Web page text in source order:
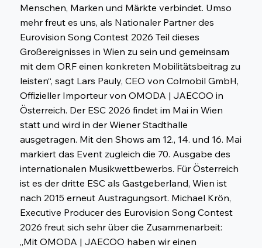
Menschen, Marken und Märkte verbindet. Umso
mehr freut es uns, als Nationaler Partner des
Eurovision Song Contest 2026 Teil dieses
Großereignisses in Wien zu sein und gemeinsam
mit dem ORF einen konkreten Mobilitätsbeitrag zu
leisten“, sagt Lars Pauly, CEO von Colmobil GmbH,
Offizieller Importeur von OMODA | JAECOO in
Österreich. Der ESC 2026 findet im Mai in Wien
statt und wird in der Wiener Stadthalle
ausgetragen. Mit den Shows am 12., 14. und 16. Mai
markiert das Event zugleich die 70. Ausgabe des
internationalen Musikwettbewerbs. Für Österreich
ist es der dritte ESC als Gastgeberland, Wien ist
nach 2015 erneut Austragungsort. Michael Krön,
Executive Producer des Eurovision Song Contest
2026 freut sich sehr über die Zusammenarbeit:
„Mit OMODA | JAECOO haben wir einen